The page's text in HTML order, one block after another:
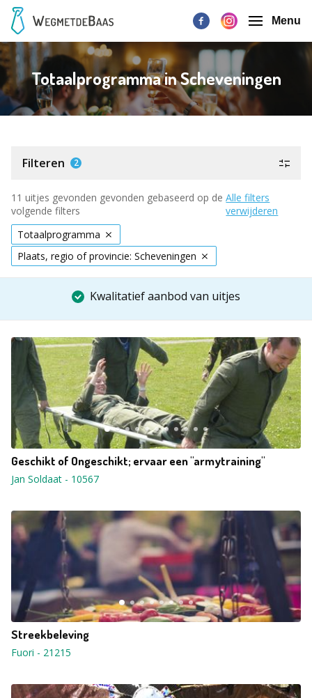
Menu
Totaalprogramma in Scheveningen
Filteren 2
11 uitjes gevonden gevonden gebaseerd op de
volgende filters
Alle filters
verwijderen
Totaalprogramma
Plaats, regio of provincie: Scheveningen
Kwalitatief aanbod van uitjes
Geschikt of Ongeschikt; ervaar een "armytraining"
Jan Soldaat - 10567
Streekbeleving
Fuori - 21215